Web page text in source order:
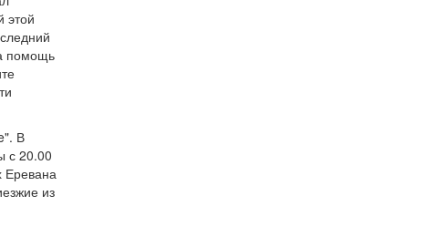
этой
помощь
В
с 20.00
Еревана
из